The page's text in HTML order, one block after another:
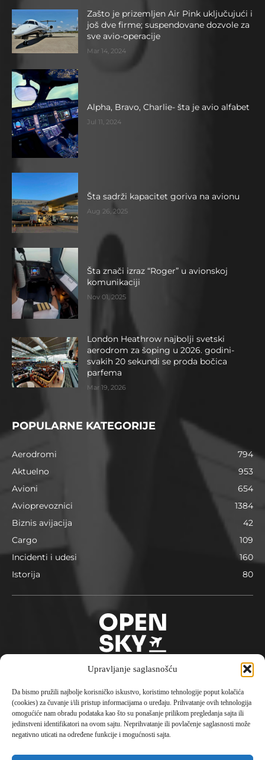
Upravljanje saglasnošću
Da bismo pružili najbolje korisničko iskustvo, koristimo tehnologije poput kolačića
(cookies) za čuvanje i/ili pristup informacijama o uređaju. Prihvatanje ovih tehnologija
omogućiće nam obradu podataka kao što su ponašanje prilikom pregledanja sajta ili
jedinstveni identifikatori na ovom sajtu. Neprihvatanje ili povlačenje saglasnosti može
negativno uticati na određene funkcije i mogućnosti sajta.
Zašto je prizemljen Air Pink uključujući i
još dve firme; suspendovane dozvole za
sve avio-operacije
Mar 14, 2024
Alpha, Bravo, Charlie- šta je avio alfabet
Jul 11, 2024
Šta sadrži kapacitet goriva na avionu
Aug 26, 2025
Šta znači izraz “Roger” u avionskoj
komunikaciji
Nov 01, 2025
London Heathrow najbolji svetski
aerodrom za šoping u 2026. godini-
svakih 20 sekundi se proda bočica
parfema
Mar 19, 2026
POPULARNE KATEGORIJE
Aerodromi
794
Aktuelno
953
Avioni
654
Avioprevoznici
1384
Biznis avijacija
42
Cargo
109
Incidenti i udesi
160
Istorija
80
O nama
Opensky je avio portal pokrenut 2023. godine sa
konceptom aktuelne i istorijske informacije, putovanja,